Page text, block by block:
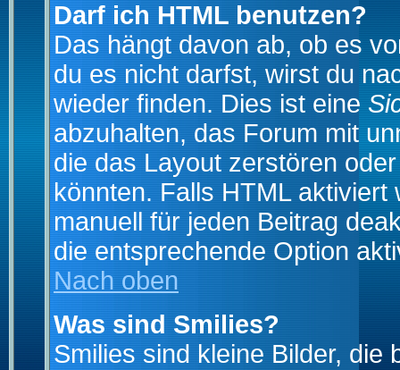
Darf ich HTML benutzen?
Das hängt davon ab, ob es
du es nicht darfst, wirst du
wieder finden. Dies ist eine
abzuhalten, das Forum mit
die das Layout zerstören
könnten. Falls HTML
manuell für jeden Beitrag
die entsprechende Option
Nach oben
Was sind Smilies?
Smilies sind kleine Bilder, die